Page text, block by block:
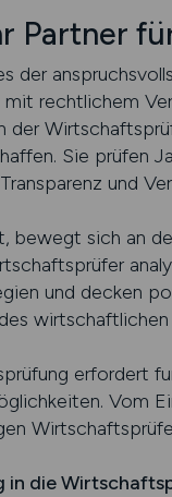
Partner
der
rechtlichem
der
Sie prüfen
und
bewegt sich an
und decken
erfordert
Vom
in die